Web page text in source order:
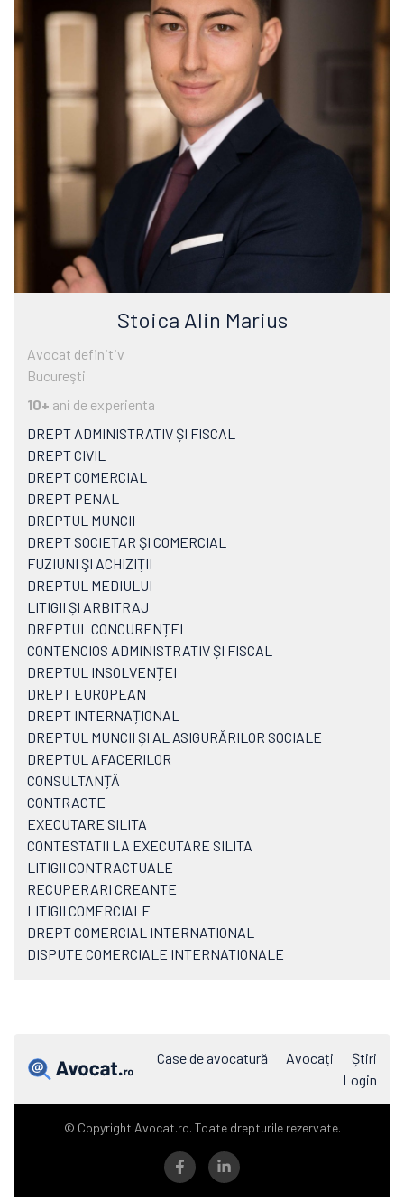
Stoica Alin Marius
Avocat definitiv
Bucureşti
10+ ani de experienta
DREPT ADMINISTRATIV ȘI FISCAL
DREPT CIVIL
DREPT COMERCIAL
DREPT PENAL
DREPTUL MUNCII
DREPT SOCIETAR ŞI COMERCIAL
FUZIUNI ŞI ACHIZIŢII
DREPTUL MEDIULUI
LITIGII ȘI ARBITRAJ
DREPTUL CONCURENȚEI
CONTENCIOS ADMINISTRATIV ȘI FISCAL
DREPTUL INSOLVENȚEI
DREPT EUROPEAN
DREPT INTERNAȚIONAL
DREPTUL MUNCII ȘI AL ASIGURĂRILOR SOCIALE
DREPTUL AFACERILOR
CONSULTANȚĂ
CONTRACTE
EXECUTARE SILITA
CONTESTATII LA EXECUTARE SILITA
LITIGII CONTRACTUALE
RECUPERARI CREANTE
LITIGII COMERCIALE
DREPT COMERCIAL INTERNATIONAL
DISPUTE COMERCIALE INTERNATIONALE
Case de avocatură Avocați
Știri
Login
© Copyright Avocat.ro. Toate drepturile rezervate.